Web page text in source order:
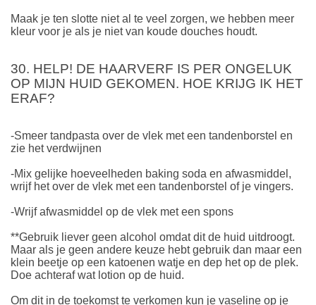
Maak je ten slotte niet al te veel zorgen, we hebben meer
kleur voor je als je niet van koude douches houdt.
30. HELP! DE HAARVERF IS PER ONGELUK
OP MIJN HUID GEKOMEN. HOE KRIJG IK HET
ERAF?
-Smeer tandpasta over de vlek met een tandenborstel en
zie het verdwijnen
-Mix gelijke hoeveelheden baking soda en afwasmiddel,
wrijf het over de vlek met een tandenborstel of je vingers.
-Wrijf afwasmiddel op de vlek met een spons
**Gebruik liever geen alcohol omdat dit de huid uitdroogt.
Maar als je geen andere keuze hebt gebruik dan maar een
klein beetje op een katoenen watje en dep het op de plek.
Doe achteraf wat lotion op de huid.
Om dit in de toekomst te verkomen kun je vaseline op je